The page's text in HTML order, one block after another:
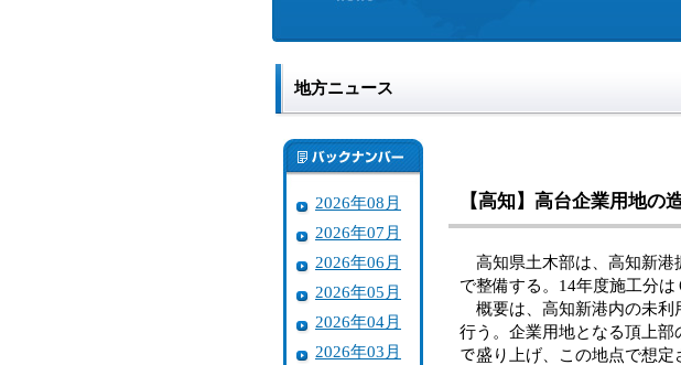
地方ニュース
2026年08月
2026年07月
2026年06月
2026年05月
2026年04月
2026年03月
【高知】高台企業用地の
高知県土木部は、高知新港
で整備する。14年度施工分は
概要は、高知新港内の未利
行う。企業用地となる頂上
で盛り上げ、この地点で想定